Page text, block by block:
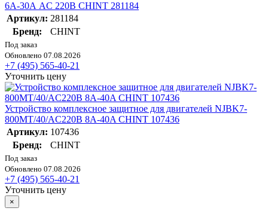
6А-30А AC 220В CHINT 281184
Артикул: 281184
Бренд:
CHINT
Под заказ
Обновлено 07.08.2026
+7 (495) 565-40-21
Уточнить цену
Устройство комплексное защитное для двигателей NJBK7-
800MT/40/AC220В 8A-40A CHINT 107436
Артикул: 107436
Бренд:
CHINT
Под заказ
Обновлено 07.08.2026
+7 (495) 565-40-21
Уточнить цену
×